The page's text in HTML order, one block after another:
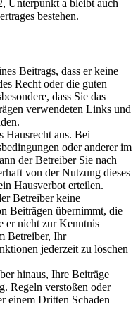
Unterpunkt a bleibt auch
bestehen.
Beitrags, dass er keine
Recht oder die guten
dass Sie das
verwendeten Links und
Hausrecht aus. Bei
oder anderer im
der Betreiber Sie nach
von der Nutzung dieses
Hausverbot erteilen.
Betreiber keine
Beiträgen übernimmt, die
er nicht zur Kenntnis
Betreiber, Ihr
jederzeit zu löschen
hinaus, Ihre Beiträge
Regeln verstoßen oder
einem Dritten Schaden